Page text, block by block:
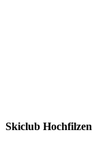
Skiclub Hochfilzen